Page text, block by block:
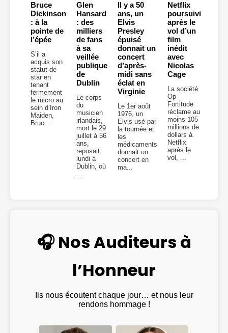
Bruce
Dickinson
: à la
pointe de
l’épée
S’il a
acquis son
statut de
star en
tenant
fermement
le micro au
sein d’Iron
Maiden,
Bruc...
Glen
Hansard
: des
milliers
de fans
à sa
veillée
publique
de
Dublin
Le corps
du
musicien
irlandais,
mort le 29
juillet à 56
ans,
reposait
lundi à
Dublin, où
...
Il y a 50
ans, un
Elvis
Presley
épuisé
donnait un
concert
d’après-
midi sans
éclat en
Virginie
Le 1er août
1976, un
Elvis usé par
la tournée et
les
médicaments
donnait un
concert en
ma...
Netflix
poursuivi
après le
vol d’un
film
inédit
avec
Nicolas
Cage
La société
Op-
Fortitude
réclame au
moins 105
millions de
dollars à
Netflix
après le
vol, ...
🎧 Nos Auditeurs à
l’Honneur
Ils nous écoutent chaque jour… et nous leur
rendons hommage !